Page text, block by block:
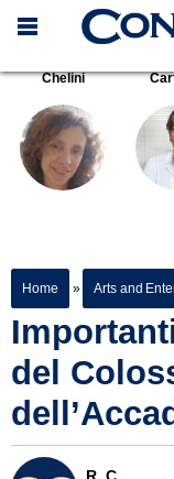
Chelini
Home » Arts and
del